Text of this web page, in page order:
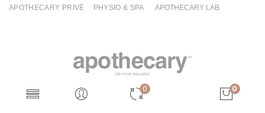
APOTHECARY PRIVÉ PHYSIO & SPA APOTHECARY LAB
0 0